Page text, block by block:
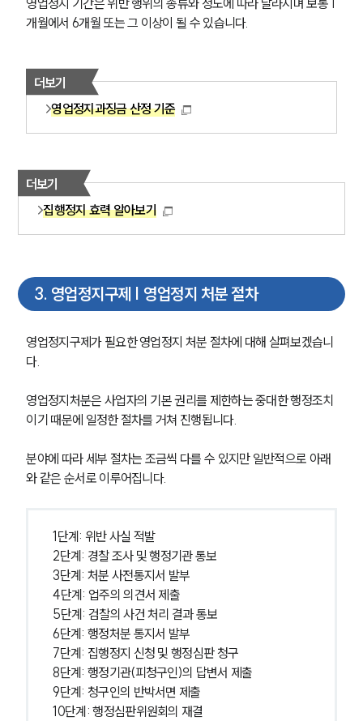
영업정지 기간은 위반 행위의 종류와 정도에 따라 달라지며 보통 1
개월에서 6개월 또는 그 이상이 될 수 있습니다.
더보기
영업정지과징금 산정 기준
더보기
집행정지 효력 알아보기
3. 영업정지구제 | 영업정지 처분 절차
영업정지구제가 필요한 영업정지 처분 절차에 대해 살펴보겠습니
다.
영업정지처분은 사업자의 기본 권리를 제한하는 중대한 행정조치
이기 때문에 일정한 절차를 거쳐 진행됩니다.
분야에 따라 세부 절차는 조금씩 다를 수 있지만 일반적으로 아래
와 같은 순서로 이루어집니다.
1단계: 위반 사실 적발
2단계: 경찰 조사 및 행정기관 통보
3단계: 처분 사전통지서 발부
4단계: 업주의 의견서 제출
5단계: 검찰의 사건 처리 결과 통보
6단계: 행정처분 통지서 발부
7단계: 집행정지 신청 및 행정심판 청구
8단계: 행정기관(피청구인)의 답변서 제출
9단계: 청구인의 반박서면 제출
10단계: 행정심판위원회의 재결